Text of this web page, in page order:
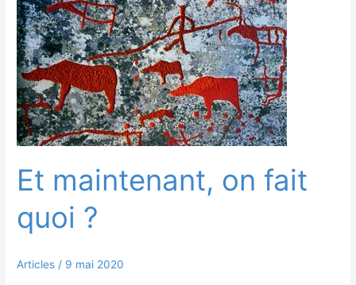
Et maintenant, on fait
quoi ?
Articles / 9 mai 2020
fait
quoi
?